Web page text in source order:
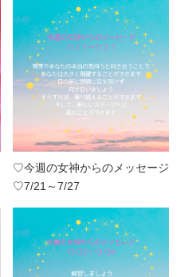
♡今週の女神からのメッセージ
♡7/21～7/27